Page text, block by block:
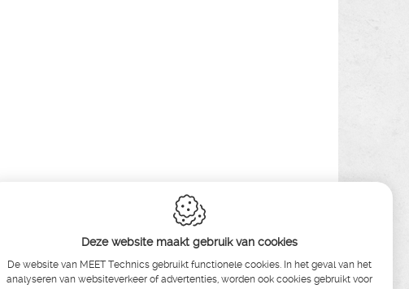
Deze website maakt gebruik van cookies
De website van MEET Technics gebruikt functionele cookies. In het geval van het
analyseren van websiteverkeer of advertenties, worden ook cookies gebruikt voor